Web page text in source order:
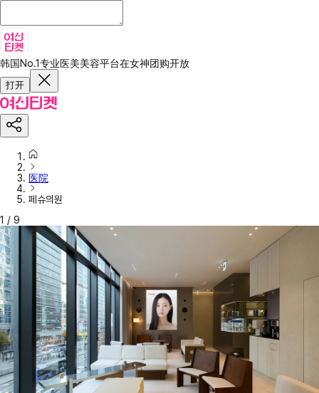
韩国No.1专业医美美容平台在女神团购开放
打开
医院
페슈의원
1 / 9